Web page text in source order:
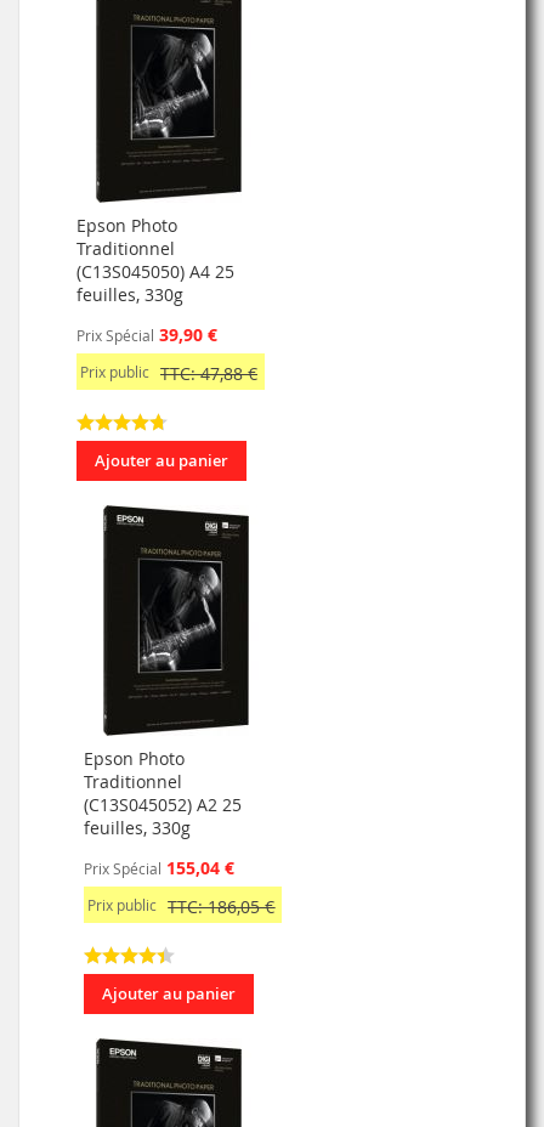
Epson Photo
Traditionnel
(C13S045050) A4 25
feuilles, 330g
Prix Spécial 39,90 €
Prix public TTC: 47,88 €
Ajouter au panier
Epson Photo
Traditionnel
(C13S045052) A2 25
feuilles, 330g
Prix Spécial 155,04 €
Prix public TTC: 186,05 €
Ajouter au panier